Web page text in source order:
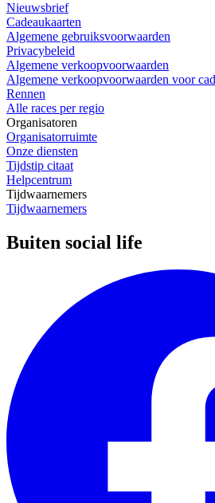
Nieuwsbrief
Cadeaukaarten
Algemene gebruiksvoorwaarden
Privacybeleid
Algemene verkoopvoorwaarden
Algemene verkoopvoorwaarden voor
Rennen
Alle races per regio
Organisatoren
Organisatorruimte
Onze diensten
Tijdstip citaat
Helpcentrum
Tijdwaarnemers
Tijdwaarnemers
Buiten social life